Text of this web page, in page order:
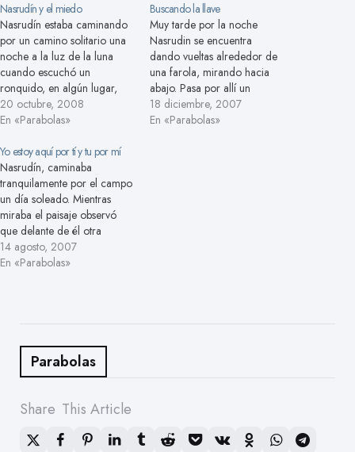
Nasrudín y el miedo
Nasrudín estaba caminando
por un camino solitario una
noche a la luz de la luna
cuando escuchó un
ronquido, en algún lugar,
que parecía estar abajo suyo.
De repente, le dio miedo y
corriendo cuando tropezó
con un derviche acostado en
una celda que se…
20 octubre, 2008
En «Parabolas»
Buscando la llave
Muy tarde por la noche
Nasrudin se encuentra
dando vueltas alrededor de
una farola, mirando hacia
abajo. Pasa por allí un
vecino. - ¿Qué estás
haciendo Nasrudín, has
18 diciembre, 2007
En «Parabolas»
Yo estoy aquí por tí y tu por mí
Nasrudín, caminaba
tranquilamente por el campo
un día soleado. Mientras
miraba el paisaje observó
que delante de él otra
persona también caminaba
en la misma dirección. En
atracador y está esperando
14 agosto, 2007
En «Parabolas»
Parabolas
Share This Article